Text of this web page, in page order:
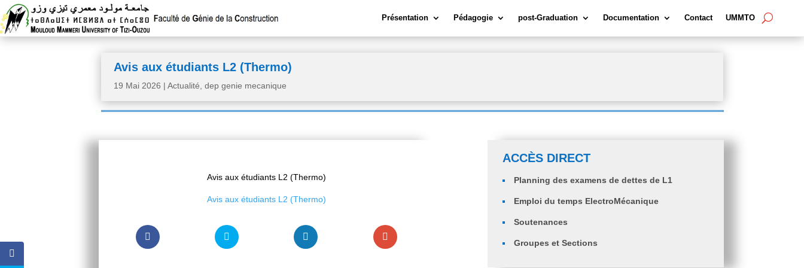
Présentation Pédagogie post-Graduation Documentation Contact UMMTO
Avis aux étudiants L2 (Thermo)
19 Mai 2026 |Actualité ,dep genie mecanique
Avis aux étudiants L2 (Thermo)
Avis aux étudiants L2 (Thermo)
ACCÈS DIRECT
Planning des examens de dettes de L1
Emploi du temps ElectroMécanique
Soutenances
Groupes et Sections